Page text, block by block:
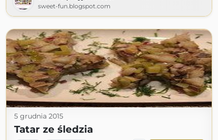
sweet-fun.blogspot.com
5 grudnia 2015
Tatar ze śledzia